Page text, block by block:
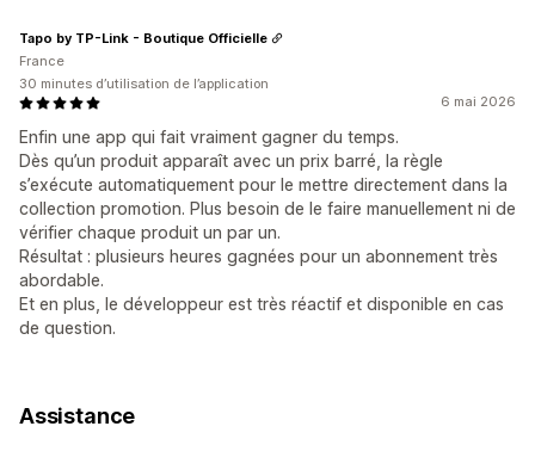
6 mai 2026
Enfin une app qui fait vraiment gagner du temps.
Dès qu’un produit apparaît avec un prix barré, la règle
s’exécute automatiquement pour le mettre directement dans la
collection promotion. Plus besoin de le faire manuellement ni de
vérifier chaque produit un par un.
Résultat : plusieurs heures gagnées pour un abonnement très
abordable.
Et en plus, le développeur est très réactif et disponible en cas
de question.
Tapo by TP-Link - Boutique Officielle
France
30 minutes d’utilisation de l’application
Assistance